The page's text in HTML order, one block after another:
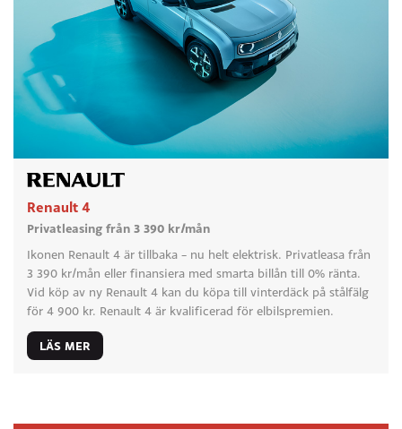
Renault 4
Privatleasing från 3 390 kr/mån
Ikonen Renault 4 är tillbaka – nu helt elektrisk. Privatleasa från
3 390 kr/mån eller finansiera med smarta billån till 0% ränta.
Vid köp av ny Renault 4 kan du köpa till vinterdäck på stålfälg
för 4 900 kr. Renault 4 är kvalificerad för elbilspremien.
LÄS MER